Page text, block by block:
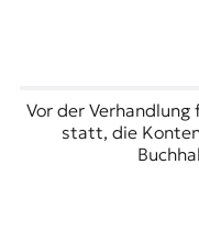
Vor der
statt, die